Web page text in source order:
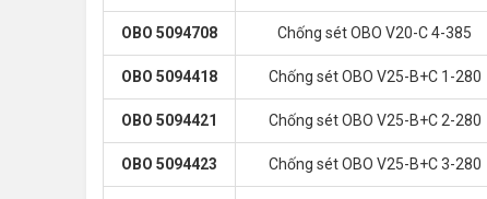
OBO 5094708 Chống sét OBO V20-C 4-385
OBO 5094418 Chống sét OBO V25-B+C 1-280
OBO 5094421 Chống sét OBO V25-B+C 2-280
OBO 5094423 Chống sét OBO V25-B+C 3-280